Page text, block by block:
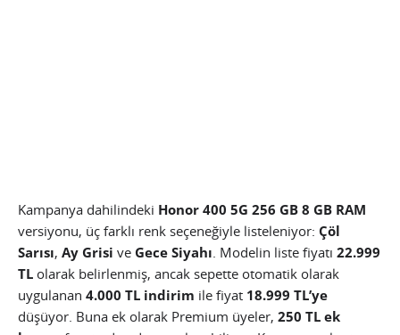
Kampanya dahilindeki Honor 400 5G 256 GB 8 GB RAM
versiyonu, üç farklı renk seçeneğiyle listeleniyor: Çöl
Sarısı, Ay Grisi ve Gece Siyahı. Modelin liste fiyatı 22.999
TL olarak belirlenmiş, ancak sepette otomatik olarak
uygulanan 4.000 TL indirim ile fiyat 18.999 TL’ye
düşüyor. Buna ek olarak Premium üyeler, 250 TL ek